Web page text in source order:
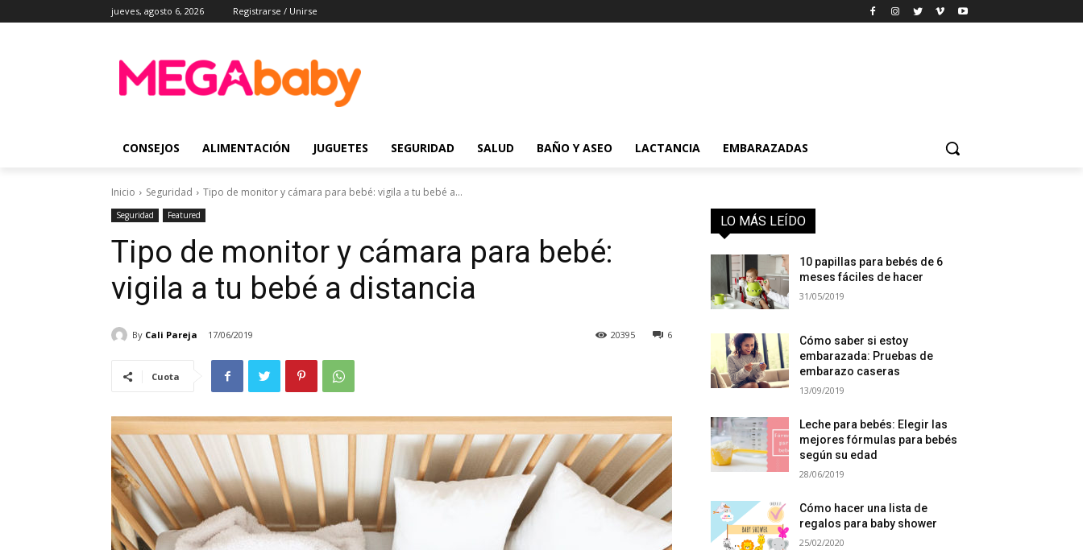
jueves, agosto 6, 2026 Registrarse / Unirse
CONSEJOS ALIMENTACIÓN JUGUETES SEGURIDAD SALUD BAÑO Y ASEO LACTANCIA EMBARAZADAS
Inicio Seguridad Tipo de monitor y cámara para bebé: vigila a tu bebé a...
Seguridad Featured
Tipo de monitor y cámara para bebé:
vigila a tu bebé a distancia
By Cali Pareja 17/06/2019 6
20395
Cuota
LO MÁS LEÍDO
10 papillas para bebés de 6
meses fáciles de hacer
31/05/2019
Cómo saber si estoy
embarazada: Pruebas de
embarazo caseras
13/09/2019
Leche para bebés: Elegir las
mejores fórmulas para bebés
según su edad
28/06/2019
Cómo hacer una lista de
regalos para baby shower
25/02/2020